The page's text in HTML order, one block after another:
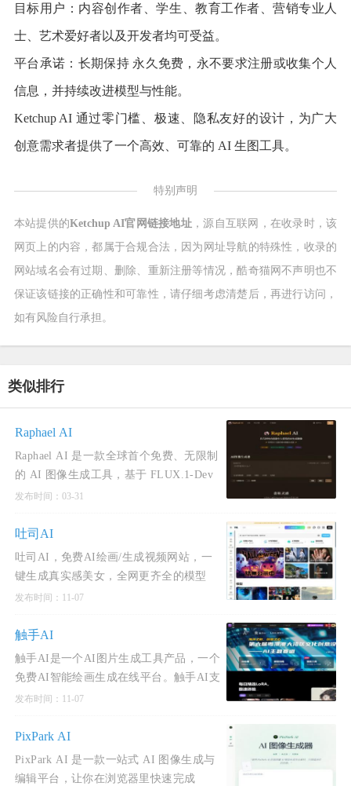
目标用户：内容创作者、学生、教育工作者、营销专业人
士、艺术爱好者以及开发者均可受益。
平台承诺：长期保持 永久免费，永不要求注册或收集个人
信息，并持续改进模型与性能。
Ketchup AI 通过零门槛、极速、隐私友好的设计，为广大
创意需求者提供了一个高效、可靠的 AI 生图工具。
特别声明
本站提供的Ketchup AI官网链接地址 ，源自互联网，在收录时，该
网页上的内容，都属于合规合法，因为网址导航的特殊性，收录的
网站域名会有过期、删除、重新注册等情况，酷奇猫网不声明也不
保证该链接的正确性和可靠性，请仔细考虑清楚后，再进行访问，
如有风险自行承担。
类似排行
Raphael AI
Raphael AI 是一款全球首个免费、无限制
的 AI 图像生成工具，基于 FLUX.1-Dev
模型开发，为用户提供了一种零成本、高
注册或登录即可使用
发布时间：03-31
吐司AI
吐司AI，免费AI绘画/生成视频网站，一
键生成真实感美女，全网更齐全的模型
库。吐司AI（TusiArt）是一个基于人工智
捷、高效的图像生成服务。该平台不
发布时间：11-07
触手AI
触手AI是一个AI图片生成工具产品，一个
免费AI智能绘画生成在线平台。触手AI支
持文字生成AI图；支持图生图；可
征，依照特征进行创作；支持inpain
发布时间：11-07
PixPark AI
PixPark AI 是一款一站式 AI 图像生成与
编辑平台，让你在浏览器里快速完成